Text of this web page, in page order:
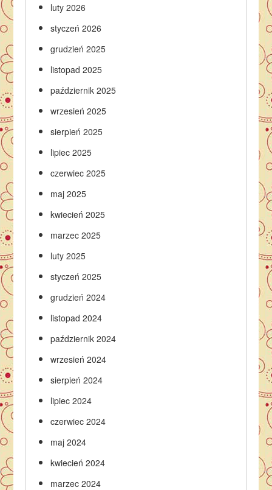
luty 2026
styczeń 2026
grudzień 2025
listopad 2025
październik 2025
wrzesień 2025
sierpień 2025
lipiec 2025
czerwiec 2025
maj 2025
kwiecień 2025
marzec 2025
luty 2025
styczeń 2025
grudzień 2024
listopad 2024
październik 2024
wrzesień 2024
sierpień 2024
lipiec 2024
czerwiec 2024
maj 2024
kwiecień 2024
marzec 2024